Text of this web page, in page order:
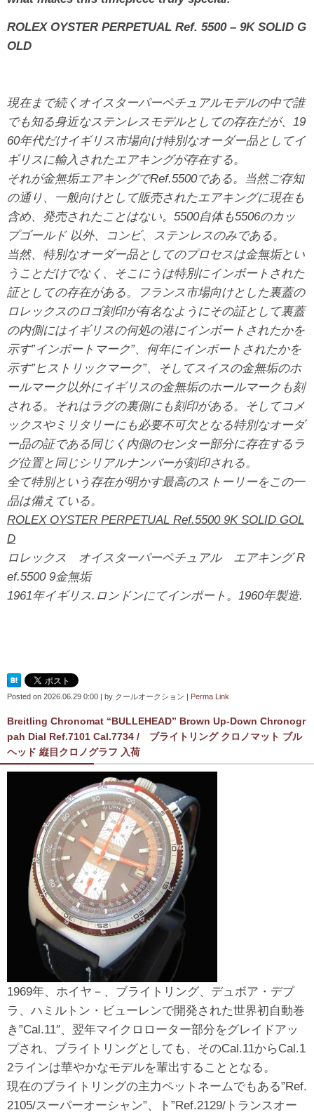
ROLEX OYSTER PERPETUAL Ref. 5500 – 9K SOLID G
OLD
現在まで続くオイスターパーペチュアルモデルの中で誰
でも知る身近なステンレスモデルとしての存在だが、19
60年代だけイギリス市場向け特別なオーダー品としてイ
ギリスに輸入されたエアキングが存在する。
それが金無垢エアキングでRef.5500である。当然ご存知
の通り、一般向けとして販売されたエアキングに現在も
含め、発売されたことはない。5500自体も5506のカッ
プゴールド 以外、コンビ、ステンレスのみである。
当然、特別なオーダー品としてのプロセスは金無垢とい
うことだけでなく、そこにうは特別にインポートされた
証としての存在がある。フランス市場向けとした裏蓋の
ロレックスのロゴ刻印が有名なようにその証として裏蓋
の内側にはイギリスの何処の港にインポートされたかを
示す”インポートマーク”、何年にインポートされたかを
示す”ヒストリックマーク”、そしてスイスの金無垢のホ
ールマーク以外にイギリスの金無垢のホールマークも刻
される。それはラグの裏側にも刻印がある。そしてコメ
ックスやミリタリーにも必要不可欠となる特別なオーダ
ー品の証である同じく内側のセンター部分に存在するラ
グ位置と同じシリアルナンバーが刻印される。
全て特別という存在が明かす最高のストーリーをこの一
品は備えている。
ROLEX OYSTER PERPETUAL Ref.5500 9K SOLID GOL
D
ロレックス オイスターパーペチュアル エアキング R
ef.5500 9金無垢
1961年イギリス.ロンドンにてインポート。1960年製造.
Posted on 2026.06.29 0:00 by クールオークション Perma Link
Breitling Chronomat “BULLEHEAD” Brown Up-Down Chronogr
pah Dial Ref.7101 Cal.7734 / ブライトリング クロノマット ブル
ヘッド 縦目クロノグラフ 入荷
1969年、ホイヤ－、ブライトリング、デュボア・デプ
ラ、ハミルトン・ビューレンで開発された世界初自動巻
き”Cal.11″、翌年マイクロローター部分をグレイドアッ
プされ、ブライトリングとしても、そのCal.11からCal.1
2ラインは華やかなモデルを輩出することとなる。
現在のブライトリングの主力ペットネームでもある”Ref.
2105/スーパーオーシャン”、ト”Ref.2129/トランスオー